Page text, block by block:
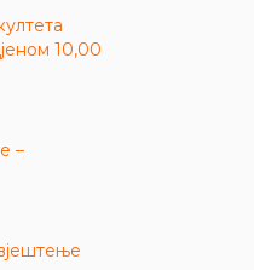
10,00
–